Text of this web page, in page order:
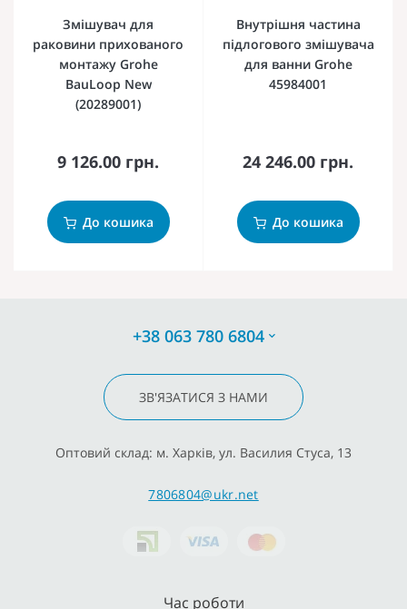
Змішувач для
раковини прихованого
монтажу Grohe
BauLoop New
(20289001)
9 126.00 грн.
До кошика
Внутрішня частина
підлогового змішувача
для ванни Grohe
45984001
24 246.00 грн.
До кошика
+38 063 780 6804
ЗВ'ЯЗАТИСЯ З НАМИ
Оптовий склад: м. Харків, ул. Василия Стуса, 13
7806804@ukr.net
Час роботи